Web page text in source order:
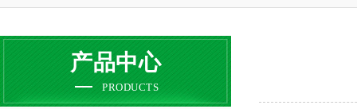
产品中心
PRODUCTS